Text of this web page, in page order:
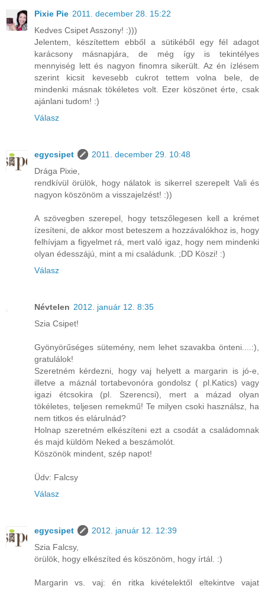
Pixie Pie 2011. december 28. 15:22
Kedves Csipet Asszony! :)))
Jelentem, készítettem ebből a sütikéből egy fél adagot
karácsony másnapjára, de még így is tekintélyes
mennyiség lett és nagyon finomra sikerült. Az én ízlésem
szerint kicsit kevesebb cukrot tettem volna bele, de
mindenki másnak tökéletes volt. Ezer köszönet érte, csak
ajánlani tudom! :)
Válasz
egycsipet
2011. december 29. 10:48
Drága Pixie,
rendkívül örülök, hogy nálatok is sikerrel szerepelt Vali és
nagyon köszönöm a visszajelzést! :))
A szövegben szerepel, hogy tetszőlegesen kell a krémet
ízesíteni, de akkor most beteszem a hozzávalókhoz is, hogy
felhívjam a figyelmet rá, mert való igaz, hogy nem mindenki
olyan édesszájú, mint a mi családunk. ;DD Köszi! :)
Válasz
Névtelen 2012. január 12. 8:35
Szia Csipet!
Gyönyörűséges sütemény, nem lehet szavakba önteni....:),
gratulálok!
Szeretném kérdezni, hogy vaj helyett a margarin is jó-e,
illetve a máznál tortabevonóra gondolsz ( pl.Katics) vagy
igazi étcsokira (pl. Szerencsi), mert a mázad olyan
tökéletes, teljesen remekmű! Te milyen csoki használsz, ha
nem titkos és elárulnád?
Holnap szeretném elkészíteni ezt a csodát a családomnak
és majd küldöm Neked a beszámolót.
Köszönök mindent, szép napot!
Üdv: Falcsy
Válasz
egycsipet
2012. január 12. 12:39
Szia Falcsy,
örülök, hogy elkészíted és köszönöm, hogy írtál. :)
Margarin vs. vaj: én ritka kivételektől eltekintve vajat